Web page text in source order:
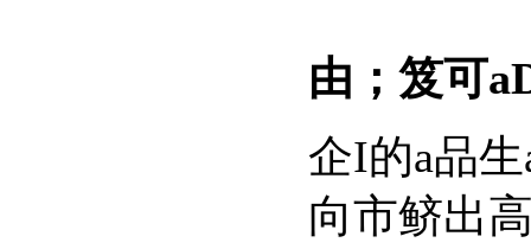
由；笈
企I的a品生
向市鲚出高